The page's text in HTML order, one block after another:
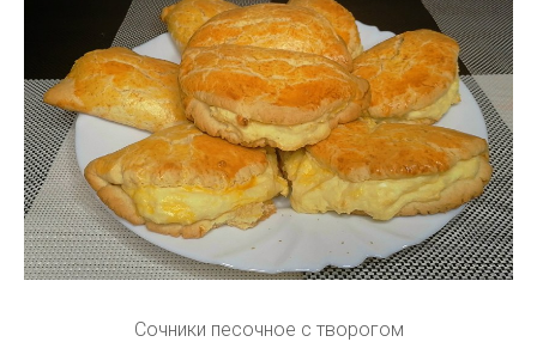
Сочники песочное с творогом